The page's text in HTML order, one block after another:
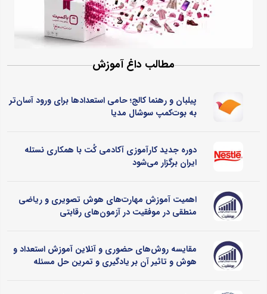
مطالب داغ آموزش
پیلبان و رهنما کالج؛ حامی استعدادها برای ورود آسان‌تر
به بوت‌کمپ سوشال مدیا
دوره جدید کارآموزی آکادمی کُت با همکاری نستله
ایران برگزار می‌شود
اهمیت آموزش مهارت‌های هوش تصویری و ریاضی
منطقی در موفقیت در آزمون‌های رقابتی
مقایسه روش‌های حضوری و آنلاین آموزش استعداد و
هوش و تاثیر آن بر یادگیری و تمرین حل مسئله